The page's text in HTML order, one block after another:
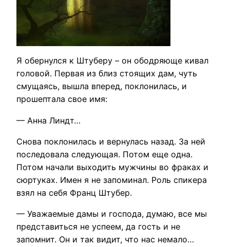
Я обернулся к Штуберу – он ободряюще кивал
головой. Первая из близ стоящих дам, чуть
смущаясь, вышла вперед, поклонилась, и
прошептала свое имя:
— Анна Линдт…
Снова поклонилась и вернулась назад. За ней
последовала следующая. Потом еще одна.
Потом начали выходить мужчины во фраках и
сюртуках. Имен я не запоминал. Роль спикера
взял на себя Франц Штубер.
— Уважаемые дамы и господа, думаю, все мы
представиться не успеем, да гость и не
запомнит. Он и так видит, что нас немало…